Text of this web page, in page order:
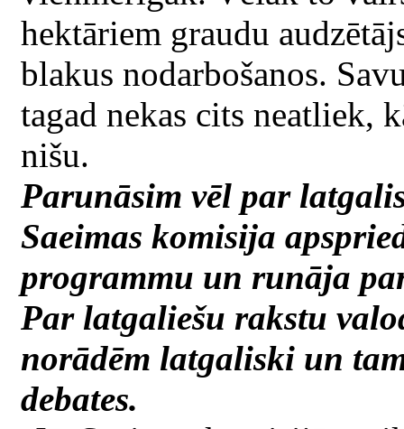
hektāriem graudu
blakus nodarbošanos.
tagad nekas cits neatliek,
nišu.
Parunāsim vēl par
Saeimas komisija
programmu un runāja
Par latgaliešu rakstu
norādēm latgaliski un
debates.